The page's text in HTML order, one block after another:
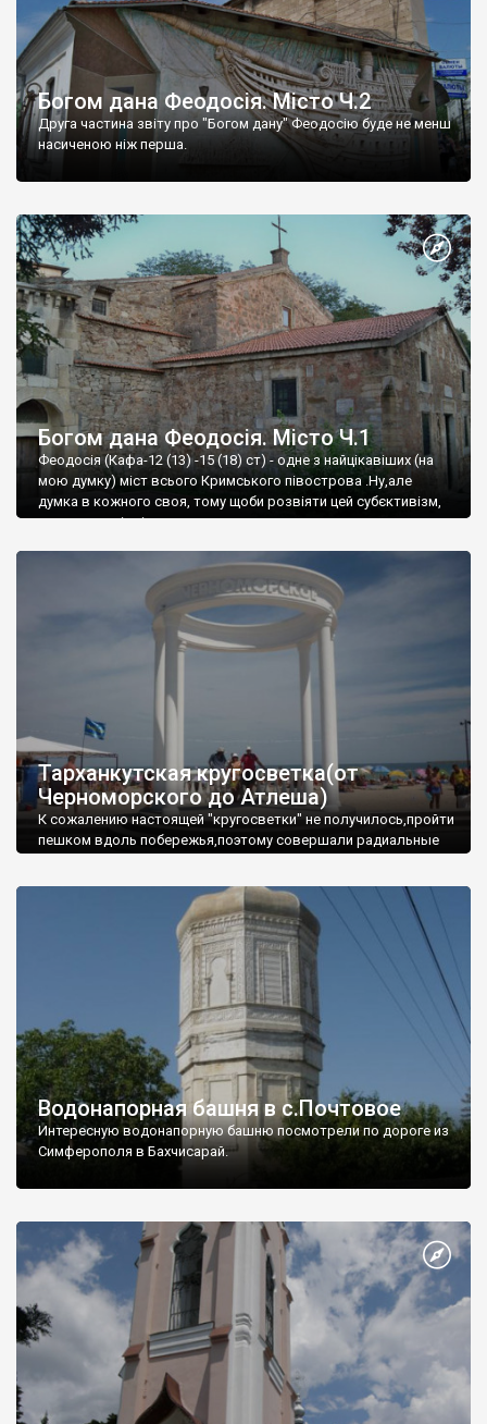
Богом дана Феодосія. Місто Ч.2
Друга частина звіту про "Богом дану" Феодосію буде не менш
насиченою ніж перша.
Богом дана Феодосія. Місто Ч.1
Феодосія (Кафа-12 (13) -15 (18) ст) - одне з найцікавіших (на
мою думку) міст всього Кримського півострова .Ну,але
думка в кожного своя, тому щоби розвіяти цей субєктивізм,
запрошую відвідати це
Тарханкутская кругосветка(от
Черноморского до Атлеша)
К сожалению настоящей "кругосветки" не получилось,пройти
пешком вдоль побережья,поэтому совершали радиальные
Водонапорная башня в с.Почтовое
Интересную водонапорную башню посмотрели по дороге из
Симферополя в Бахчисарай.